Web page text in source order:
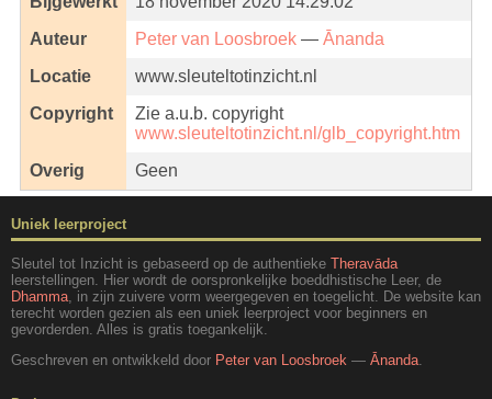
Auteur
Peter van Loosbroek— Ānanda
Locatie
www.sleuteltotinzicht.nl
Copyright
Zie a.u.b. copyright
www.sleuteltotinzicht.nl/glb_copyright.htm
Overig
Geen
Uniek leerproject
Sleutel tot Inzicht is gebaseerd op de authentieke Theravāda
leerstellingen. Hier wordt de oorspronkelijke boeddhistische Leer, de
Dhamma , in zijn zuivere vorm weergegeven en toegelicht. De website kan
terecht worden gezien als een uniek leerproject voor beginners en
gevorderden. Alles is gratis toegankelijk.
Geschreven en ontwikkeld door Peter van Loosbroek — Ānanda